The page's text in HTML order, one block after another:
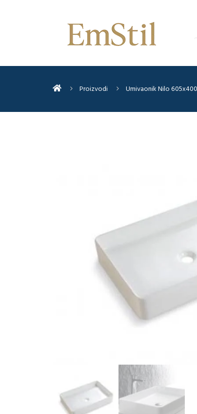
Proizvodi Umivaonik Nilo